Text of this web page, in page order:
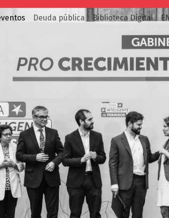
Deuda pública Biblioteca Digital